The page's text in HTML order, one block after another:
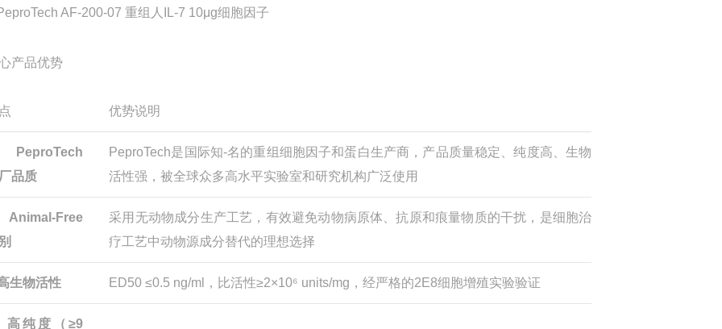
AF-200-07 重组人IL-7 10μg细胞因子
产品优势
优势说明
PeproTech
品质
PeproTech是国际知-名的重组细胞因子和蛋白生产商，产品质量稳定、纯度高、生物
活性强，被全球众多高水平实验室和研究机构广泛使用
Animal-Free
采用无动物成分生产工艺，有效避免动物病原体、抗原和痕量物质的干扰，是细胞治
疗工艺中动物源成分替代的理想选择
生物活性 ED50 ≤0.5 ng/ml，比活性≥2×10⁶ units/mg，经严格的2E8细胞增殖实验验证
高纯度（≥9